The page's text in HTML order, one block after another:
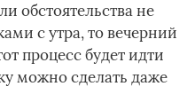
обстоятельства не
с утра, то вечерний
процесс будет идти
можно сделать даже